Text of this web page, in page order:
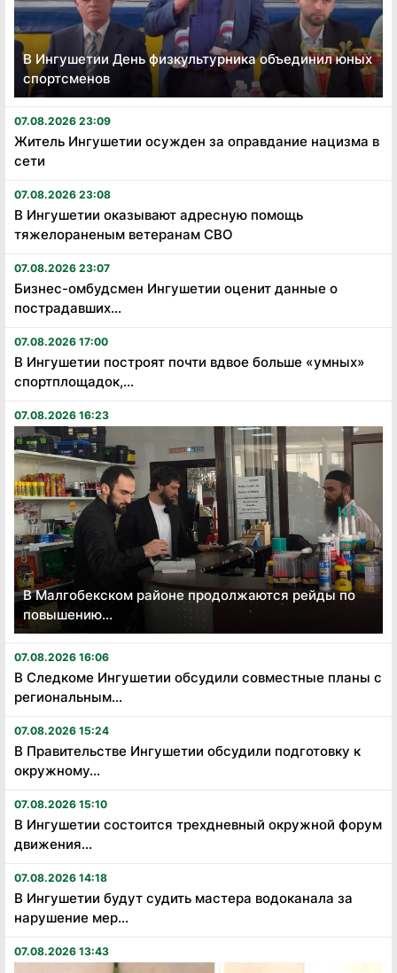
В Ингушетии День физкультурника объединил юных
спортсменов
07.08.2026 23:09
Житель Ингушетии осужден за оправдание нацизма в
сети
07.08.2026 23:08
В Ингушетии оказывают адресную помощь
тяжелораненым ветеранам СВО
07.08.2026 23:07
Бизнес-омбудсмен Ингушетии оценит данные о
пострадавших...
07.08.2026 17:00
В Ингушетии построят почти вдвое больше «умных»
спортплощадок,...
07.08.2026 16:23
В Малгобекском районе продолжаются рейды по
повышению...
07.08.2026 16:06
В Следкоме Ингушетии обсудили совместные планы с
региональным...
07.08.2026 15:24
В Правительстве Ингушетии обсудили подготовку к
окружному...
07.08.2026 15:10
В Ингушетии состоится трехдневный окружной форум
движения...
07.08.2026 14:18
В Ингушетии будут судить мастера водоканала за
нарушение мер...
07.08.2026 13:43